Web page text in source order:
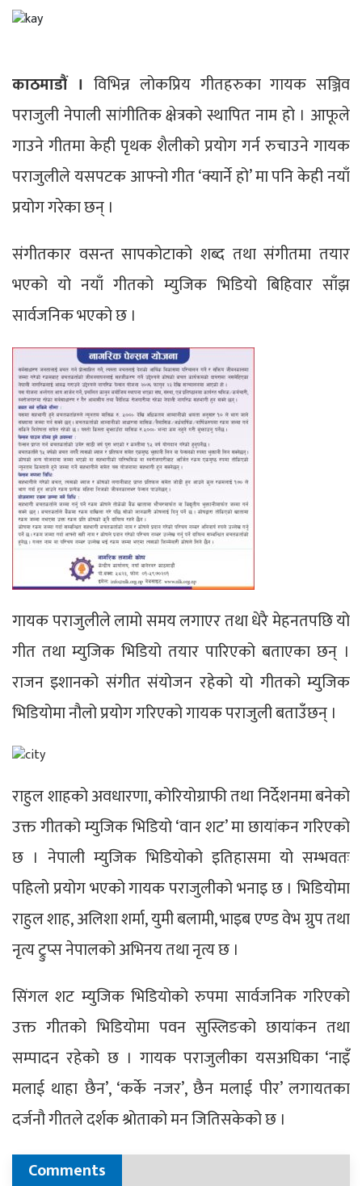
काठमाडौं ।विभिन्न लोकप्रिय गीतहरुका गायक सञ्जिव
पराजुली नेपाली सांगीतिक क्षेत्रको स्थापित नाम हो । आफूले
गाउने गीतमा केही पृथक शैलीको प्रयोग गर्न रुचाउने गायक
पराजुलीले यसपटक आफ्नो गीत ‘क्यार्ने हो’ मा पनि केही नयाँ
प्रयोग गरेका छन् ।
संगीतकार वसन्त सापकोटाको शब्द तथा संगीतमा तयार
भएको यो नयाँ गीतको म्युजिक भिडियो बिहिवार साँझ
सार्वजनिक भएको छ ।
गायक पराजुलीले लामो समय लगाएर तथा धेरै मेहनतपछि यो
गीत तथा म्युजिक भिडियो तयार पारिएको बताएका छन् ।
राजन इशानको संगीत संयोजन रहेको यो गीतको म्युजिक
भिडियोमा नौलो प्रयोग गरिएको गायक पराजुली बताउँछन् ।
राहुल शाहको अवधारणा, कोरियोग्राफी तथा निर्देशनमा बनेको
उक्त गीतको म्युजिक भिडियो ‘वान शट’ मा छायांकन गरिएको
छ । नेपाली म्युजिक भिडियोको इतिहासमा यो सम्भवतः
पहिलो प्रयोग भएको गायक पराजुलीको भनाइ छ । भिडियोमा
राहुल शाह, अलिशा शर्मा, युमी बलामी, भाइब एण्ड वेभ ग्रुप तथा
नृत्य ट्रुप्स नेपालको अभिनय तथा नृत्य छ ।
सिंगल शट म्युजिक भिडियोको रुपमा सार्वजनिक गरिएको
उक्त गीतको भिडियोमा पवन सुस्लिङको छायांकन तथा
सम्पादन रहेको छ । गायक पराजुलीका यसअघिका ‘नाइँ
मलाई थाहा छैन’, ‘कर्के नजर’, छैन मलाई पीर’ लगायतका
दर्जनौ गीतले दर्शक श्रोताको मन जितिसकेको छ ।
Comments